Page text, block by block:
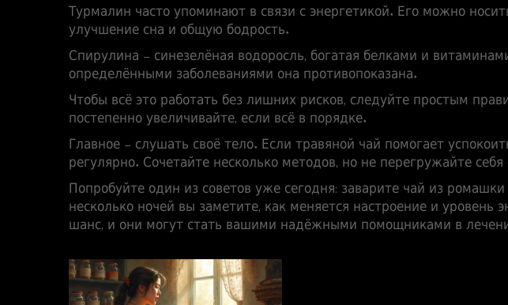
Турмалин часто упоминают в связи с энергетикой. Его можно
улучшение сна и общую бодрость.
Спирулина – синезелёная водоросль, богатая белками и
определёнными заболеваниями она противопоказана.
Чтобы всё это работать без лишних рисков, следуйте простым
постепенно увеличивайте, если всё в порядке.
Главное – слушать своё тело. Если травяной чай помогает
регулярно. Сочетайте несколько методов, но не перегружайте
Попробуйте один из советов уже сегодня: заварите чай из
несколько ночей вы заметите, как меняется настроение и
шанс, и они могут стать вашими надёжными помощниками в